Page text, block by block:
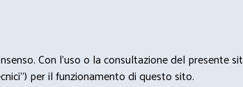
Con l'uso o la consultazione del presente
per il funzionamento di questo sito.